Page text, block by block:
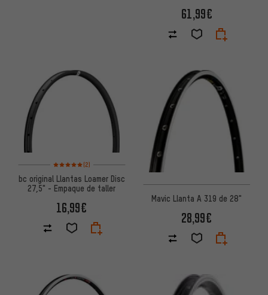
61,99€
Valoración media: 5 de 5 basada en 2 reseñas
(2)
bc original Llantas Loamer Disc
27,5" - Empaque de taller
16,99€
Mavic Llanta A 319 de 28"
28,99€